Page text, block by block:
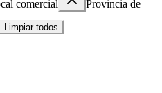
comercial
Provincia de
Limpiar todos